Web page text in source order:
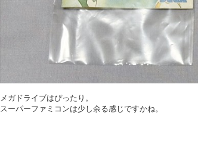
メガドライブはぴったり。
スーパーファミコンは少し余る感じですかね。